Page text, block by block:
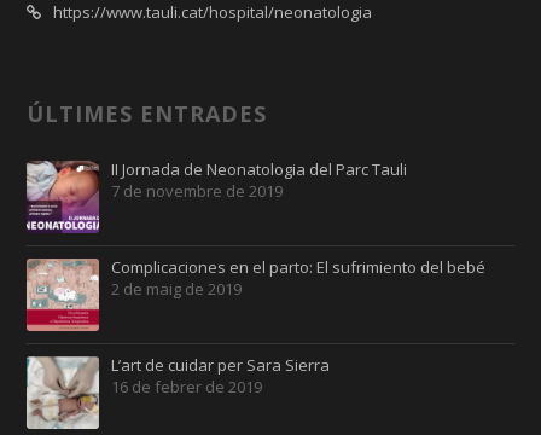
https://www.tauli.cat/hospital/neonatologia
ÚLTIMES ENTRADES
II Jornada de Neonatologia del Parc Tauli
7 de novembre de 2019
Complicaciones en el parto: El sufrimiento del bebé
2 de maig de 2019
L’art de cuidar per Sara Sierra
16 de febrer de 2019